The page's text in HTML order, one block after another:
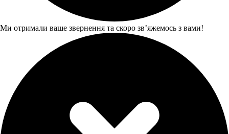
Ми отримали ваше звернення та скоро звʼяжемось з вами!